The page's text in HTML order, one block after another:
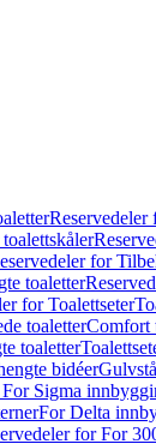
Reservedeler
for
toaletter
for Toalettseter
toaletterComfort
toaletter
bidéer
Sigma
For Delta
for For